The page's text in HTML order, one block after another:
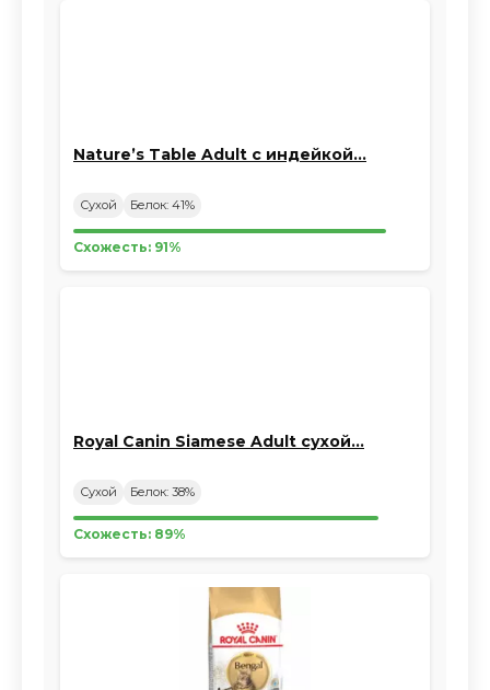
Nature’s Table Adult с индейкой…
Сухой Белок: 41%
Схожесть: 91%
Royal Canin Siamese Adult сухой…
Сухой Белок: 38%
Схожесть: 89%